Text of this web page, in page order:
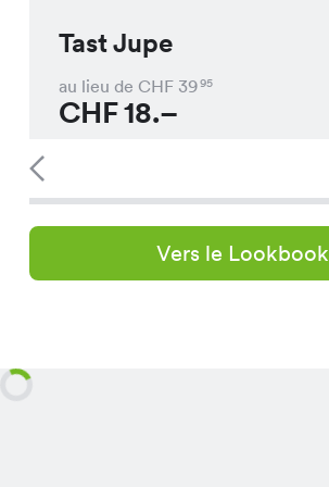
Tast Jupe
au lieu de CHF 3995
CHF18.–
Vers le Lookbook